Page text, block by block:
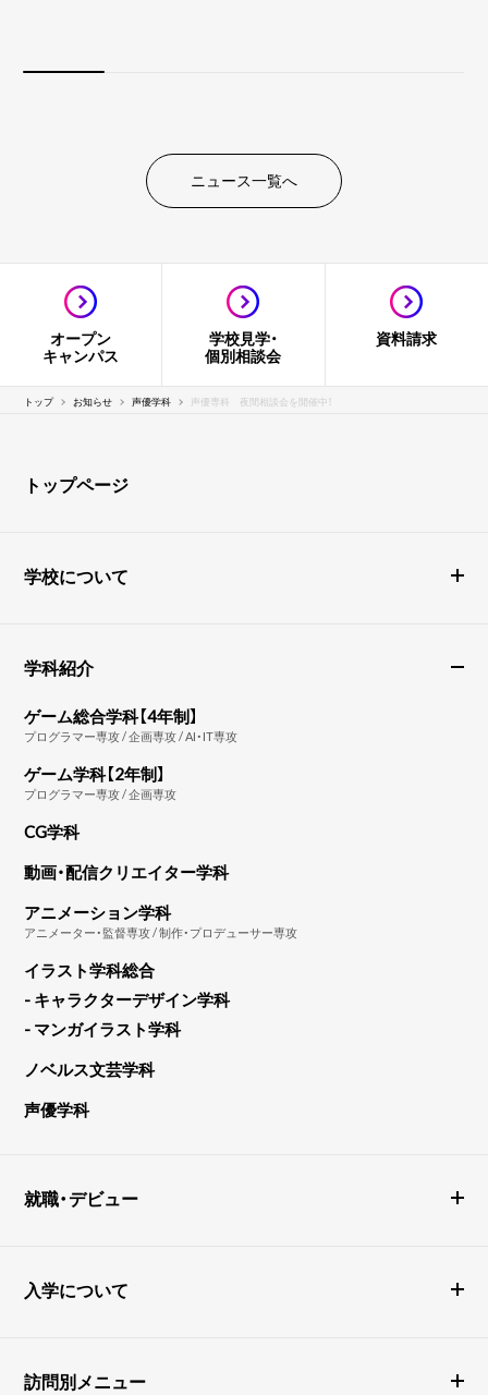
ニュース一覧へ
オープン
キャンパス
学校見学・
個別相談会
資料請求
トップ お知らせ 声優学科 声優専科 夜間相談会を開催中！
トップページ
学校について
学科紹介
ゲーム総合学科【4年制】
プログラマー専攻 / 企画専攻 / AI・IT専攻
ゲーム学科【2年制】
プログラマー専攻 / 企画専攻
CG学科
動画・配信クリエイター学科
アニメーション学科
アニメーター・監督専攻 / 制作・プロデューサー専攻
イラスト学科総合
- キャラクターデザイン学科
- マンガイラスト学科
ノベルス文芸学科
声優学科
就職・デビュー
入学について
訪問別メニュー